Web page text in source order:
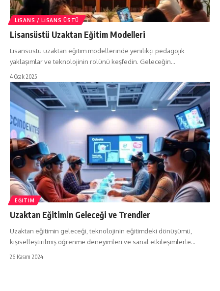
LISANS / LISANS ÜSTÜ
Lisansüstü Uzaktan Eğitim Modelleri
Lisansüstü uzaktan eğitim modellerinde yenilikçi pedagojik
yaklaşımlar ve teknolojinin rolünü keşfedin. Geleceğin…
4 Ocak 2025
EĞITIM
Uzaktan Eğitimin Geleceği ve Trendler
Uzaktan eğitimin geleceği, teknolojinin eğitimdeki dönüşümü,
kişiselleştirilmiş öğrenme deneyimleri ve sanal etkileşimlerle…
26 Kasım 2024